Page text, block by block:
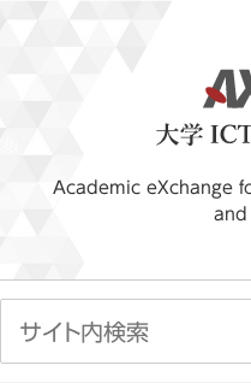
Academic eXchange
and